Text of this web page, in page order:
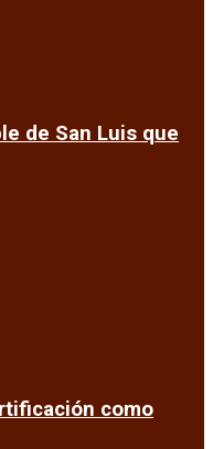
de San Luis que
como